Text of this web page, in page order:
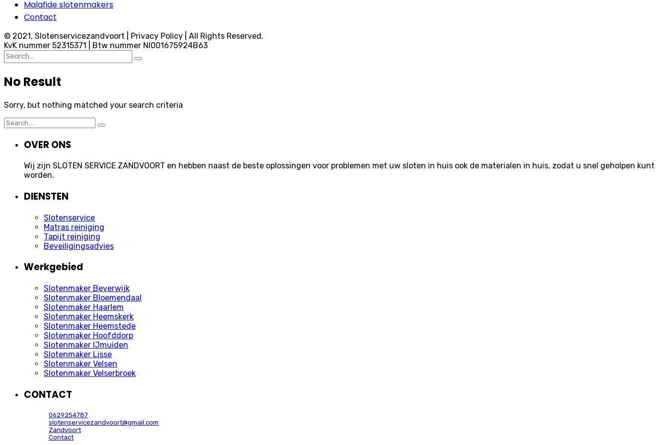
Malafide slotenmakers
Contact
© 2021, Slotenservicezandvoort | Privacy Policy | All Rights Reserved.
KvK nummer 52315371 | Btw nummer Nl001675924B63
Search
for:
No Result
Sorry, but nothing matched your search criteria
Search
for:
OVER ONS
Wij zijn SLOTEN SERVICE ZANDVOORT en hebben naast de beste oplossingen voor problemen met uw sloten in huis ook de materialen in huis, zodat u snel geholpen kunt
worden.
DIENSTEN
Slotenservice
Matras reiniging
Tapijt reiniging
Beveiligingsadvies
Werkgebied
Slotenmaker Beverwijk
Slotenmaker Bloemendaal
Slotenmaker Haarlem
Slotenmaker Heemskerk
Slotenmaker Heemstede
Slotenmaker Hoofddorp
Slotenmaker IJmuiden
Slotenmaker Lisse
Slotenmaker Velsen
Slotenmaker Velserbroek
CONTACT
0629254787
slotenservicezandvoort@gmail.com
Zandvoort
Contact